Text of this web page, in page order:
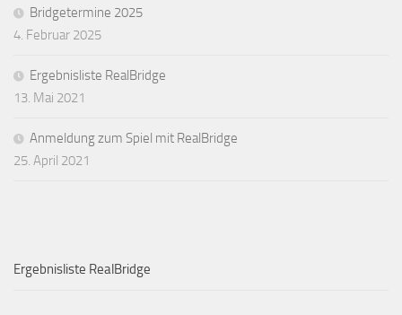
Bridgetermine 2025
4. Februar 2025
Ergebnisliste RealBridge
13. Mai 2021
Anmeldung zum Spiel mit RealBridge
25. April 2021
Ergebnisliste RealBridge